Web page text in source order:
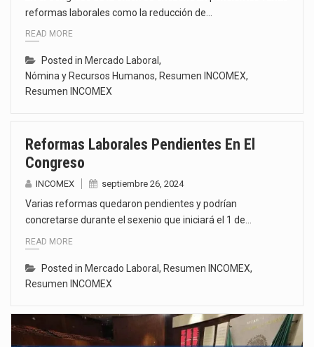
reformas laborales como la reducción de…
READ MORE
Posted in Mercado Laboral ,
Nómina y Recursos Humanos, Resumen INCOMEX,
Resumen INCOMEX
Reformas Laborales Pendientes En El
Congreso
INCOMEX septiembre 26, 2024
Varias reformas quedaron pendientes y podrían
concretarse durante el sexenio que iniciará el 1 de…
READ MORE
Posted in Mercado Laboral , Resumen INCOMEX,
Resumen INCOMEX